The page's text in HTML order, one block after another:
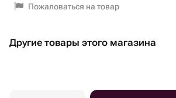
Пожаловаться на товар
Другие товары этого магазина